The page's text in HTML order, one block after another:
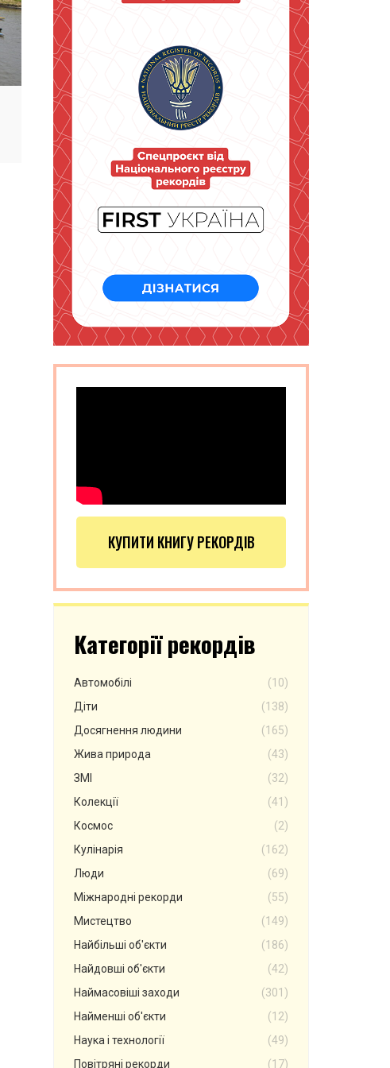
КУПИТИ КНИГУ РЕКОРДІВ
Категорії рекордів
Автомобілі
(10)
Діти
(138)
Досягнення людини
(165)
Жива природа
(43)
ЗМІ
(32)
Колекції
(41)
Космос
(2)
Кулінарія
(162)
Люди
(69)
Міжнародні рекорди
(55)
Мистецтво
(149)
Найбільші об'єкти
(186)
Найдовші об'єкти
(42)
Наймасовіші заходи
(301)
Найменші об'єкти
(12)
Наука і технології
(49)
Повітряні рекорди
(17)